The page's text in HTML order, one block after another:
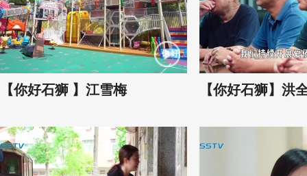
【你好石狮 】江雪梅 【你好石狮】洪